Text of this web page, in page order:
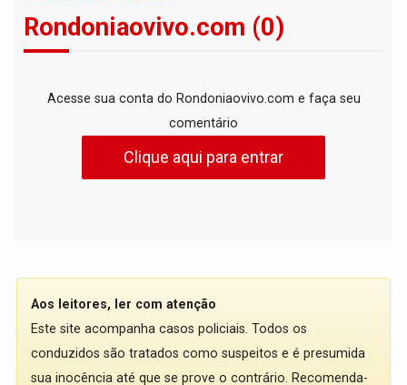
Rondoniaovivo.com (0)
Acesse sua conta do Rondoniaovivo.com e faça seu
comentário
Clique aqui para entrar
Aos leitores, ler com atenção
Este site acompanha casos policiais. Todos os
conduzidos são tratados como suspeitos e é presumida
sua inocência até que se prove o contrário. Recomenda-